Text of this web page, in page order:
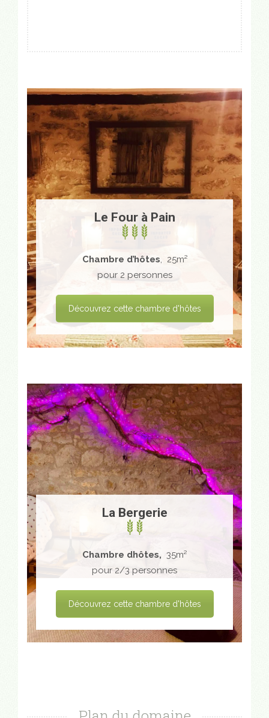
Le Four à Pain
Chambre d’hôtes, 25m²
pour 2 personnes
Découvrez cette chambre d'hôtes
La Bergerie
Chambre dhôtes, 35m²
pour 2/3 personnes
Découvrez cette chambre d'hôtes